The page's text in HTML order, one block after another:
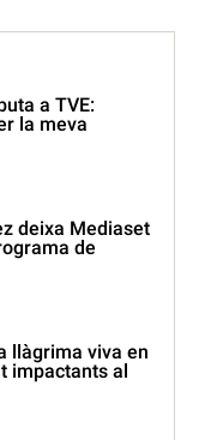
a TVE:
la meva
deixa Mediaset
de
llàgrima viva en
impactants al